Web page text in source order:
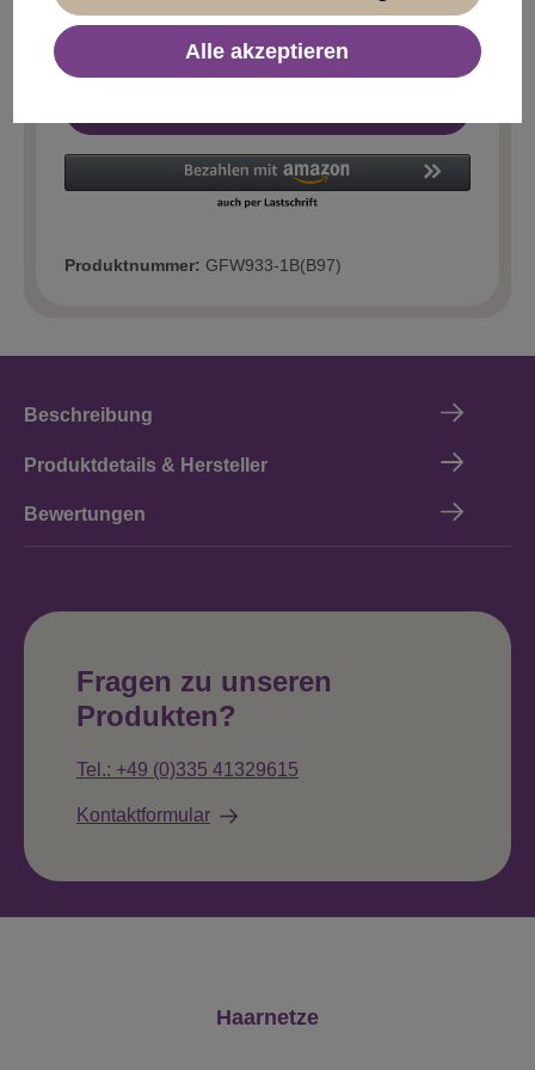
Produktnummer: GFW933-1B(B97)
Beschreibung
Produktdetails & Hersteller
Bewertungen
Fragen zu unseren
Produkten?
Tel.: +49 (0)335 41329615
Kontaktformular
Produktgalerie überspringen
Haarnetze
Alle akzeptieren